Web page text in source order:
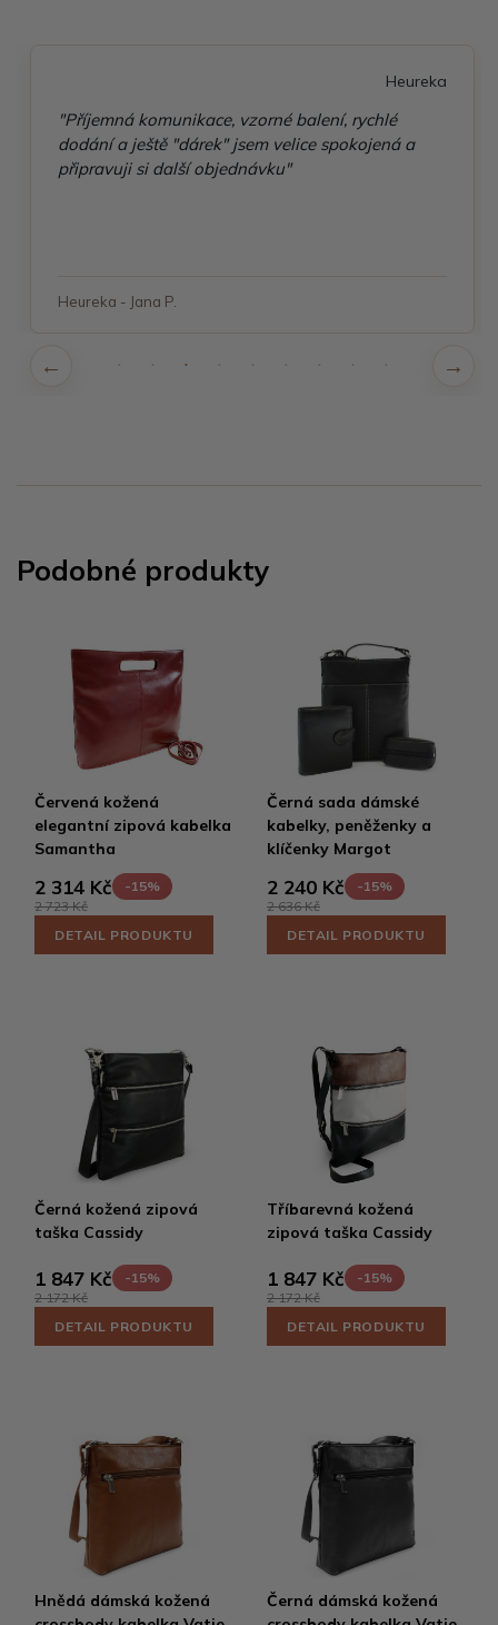
Heureka
"Příjemná komunikace, vzorné balení, rychlé
dodání a ještě "dárek" jsem velice spokojená a
připravuji si další objednávku"
Heureka - Jana P.
Podobné produkty
Červená kožená
elegantní zipová kabelka
Samantha
2 314 Kč
-15%
2 723 Kč
DETAIL PRODUKTU
Černá sada dámské
kabelky, peněženky a
klíčenky Margot
2 240 Kč
-15%
2 636 Kč
DETAIL PRODUKTU
Černá kožená zipová
taška Cassidy
1 847 Kč
-15%
2 172 Kč
DETAIL PRODUKTU
Tříbarevná kožená
zipová taška Cassidy
1 847 Kč
-15%
2 172 Kč
DETAIL PRODUKTU
Hnědá dámská kožená
Černá dámská kožená